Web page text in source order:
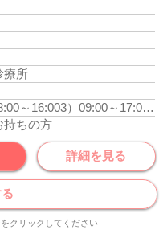
療所
～16:003）09:00～17:00 4
持ちの方
詳細を見る
クリックしてください